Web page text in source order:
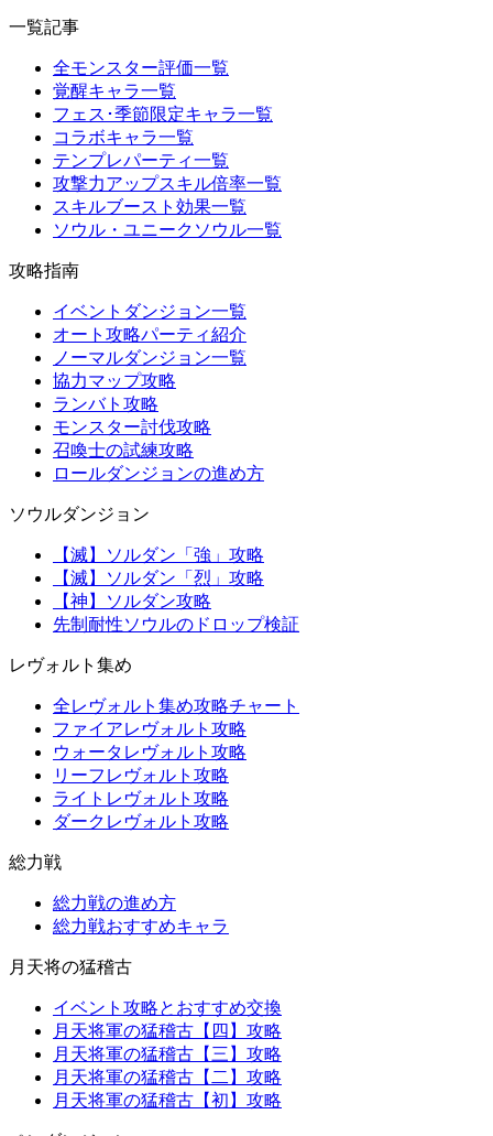
一覧記事
全モンスター評価一覧
覚醒キャラ一覧
フェス･季節限定キャラ一覧
コラボキャラ一覧
テンプレパーティ一覧
攻撃力アップスキル倍率一覧
スキルブースト効果一覧
ソウル・ユニークソウル一覧
攻略指南
イベントダンジョン一覧
オート攻略パーティ紹介
ノーマルダンジョン一覧
協力マップ攻略
ランバト攻略
モンスター討伐攻略
召喚士の試練攻略
ロールダンジョンの進め方
ソウルダンジョン
【滅】ソルダン「強」攻略
【滅】ソルダン「烈」攻略
【神】ソルダン攻略
先制耐性ソウルのドロップ検証
レヴォルト集め
全レヴォルト集め攻略チャート
ファイアレヴォルト攻略
ウォータレヴォルト攻略
リーフレヴォルト攻略
ライトレヴォルト攻略
ダークレヴォルト攻略
総力戦
総力戦の進め方
総力戦おすすめキャラ
月天将の猛稽古
イベント攻略とおすすめ交換
月天将軍の猛稽古【四】攻略
月天将軍の猛稽古【三】攻略
月天将軍の猛稽古【二】攻略
月天将軍の猛稽古【初】攻略